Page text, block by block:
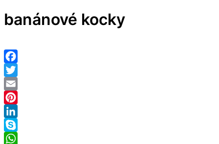
banánové kocky
Facebook
Twitter
Email
Pinterest
LinkedIn
Skype